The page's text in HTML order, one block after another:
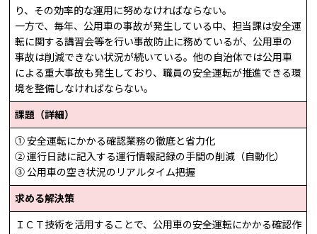
り、その効率的な運用に努めなければならない。
一方で、毎年、公用車の事故が発生している中、担当課は安全運
転に関する講習会等を行い事故防止に務めているが、公用車の
事故は削減できない状況が続いている。他の自治体では公用車
による重大事故も発生しており、職員の安全運転が推進できる環
境を整備しなければならない。
課題（詳細）
① 安全運転にかかる確認業務の徹底と省力化
② 運行日誌に記入する運行情報記録の手間の削減（自動化）
③ 公用車の空き状況のリアルタイム把握
求める解決策
ＩＣＴ技術を活用することで、公用車の安全運転にかかる確認作